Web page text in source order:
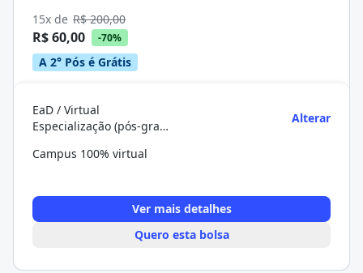
15x de R$ 200,00
R$ 60,00 -70%
A 2° Pós é Grátis
EaD / Virtual
Especialização (pós-graduação)
Alterar
Campus 100% virtual
Ver mais detalhes
Quero esta bolsa